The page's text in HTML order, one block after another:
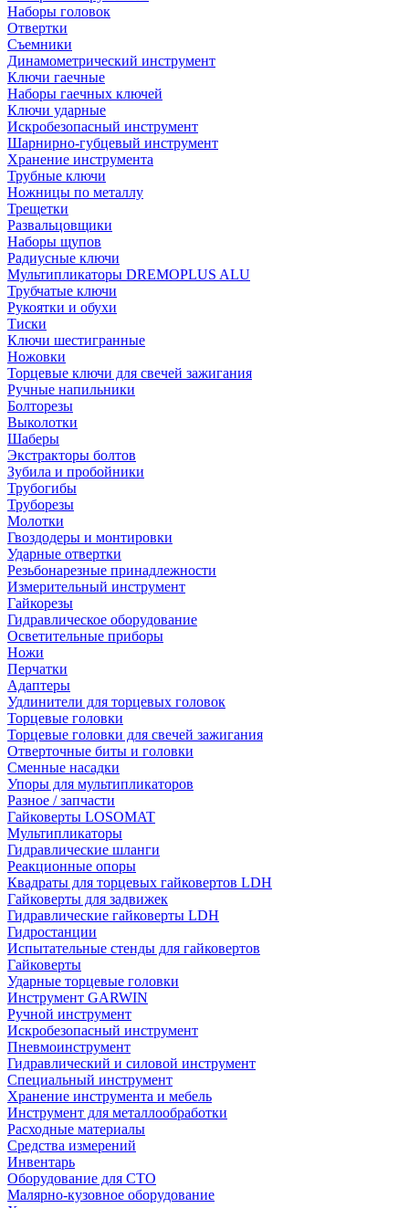
Наборы головок
Отвертки
Съемники
Динамометрический инструмент
Ключи гаечные
Наборы гаечных ключей
Ключи ударные
Искробезопасный инструмент
Шарнирно-губцевый инструмент
Хранение инструмента
Трубные ключи
Ножницы по металлу
Трещетки
Развальцовщики
Наборы щупов
Радиусные ключи
Мультипликаторы DREMOPLUS ALU
Трубчатые ключи
Рукоятки и обухи
Тиски
Ключи шестигранные
Ножовки
Торцевые ключи для свечей зажигания
Ручные напильники
Болторезы
Выколотки
Шаберы
Экстракторы болтов
Зубила и пробойники
Трубогибы
Труборезы
Молотки
Гвоздодеры и монтировки
Ударные отвертки
Резьбонарезные принадлежности
Измерительный инструмент
Гайкорезы
Гидравлическое оборудование
Осветительные приборы
Ножи
Перчатки
Адаптеры
Удлинители для торцевых головок
Торцевые головки
Торцевые головки для свечей зажигания
Отверточные биты и головки
Сменные насадки
Упоры для мультипликаторов
Разное / запчасти
Гайковерты LOSOMAT
Мультипликаторы
Гидравлические шланги
Реакционные опоры
Квадраты для торцевых гайковертов LDH
Гайковерты для задвижек
Гидравлические гайковерты LDH
Гидростанции
Испытательные стенды для гайковертов
Гайковерты
Ударные торцевые головки
Инструмент GARWIN
Ручной инструмент
Искробезопасный инструмент
Пневмоинструмент
Гидравлический и силовой инструмент
Специальный инструмент
Хранение инструмента и мебель
Инструмент для металлообработки
Расходные материалы
Средства измерений
Инвентарь
Оборудование для СТО
Малярно-кузовное оборудование